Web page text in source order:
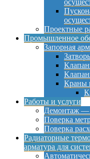
Проектные
Промышленное
Запорная
Краны
Работы и услуги
Демонтаж —
Поверка
Поверка
Радиаторные
арматура для